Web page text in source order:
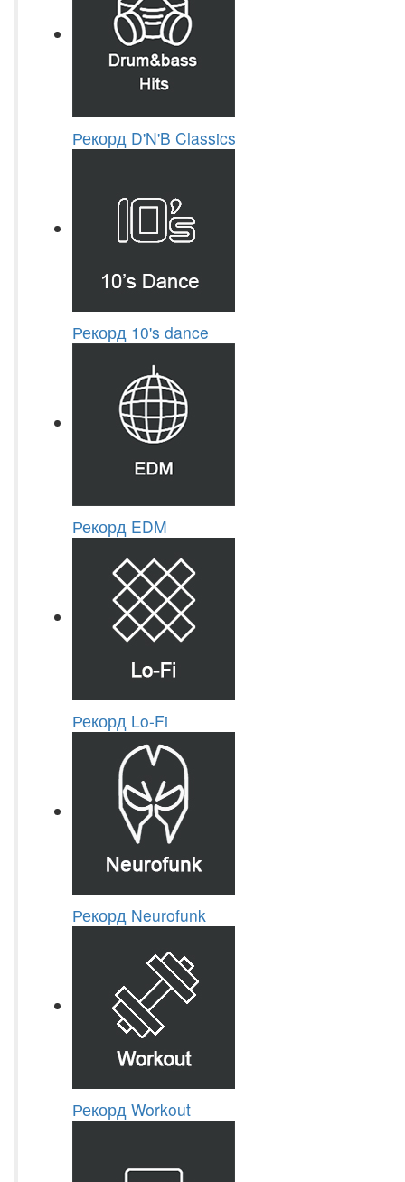
Рекорд D'N'B Classics
Рекорд 10's dance
Рекорд EDM
Рекорд Lo-Fi
Рекорд Neurofunk
Рекорд Workout